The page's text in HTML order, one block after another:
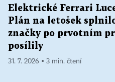
Elektrické Ferrari
Plán na letošek
značky po prvotním
posílily
31. 7. 2026 ▪ 3 min. čtení